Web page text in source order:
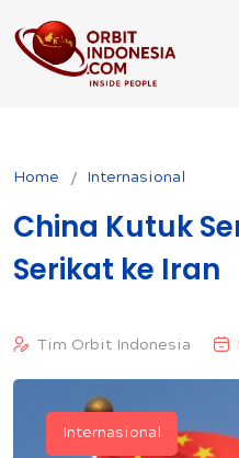
Home Internasional
China Kutuk
Serikat ke Iran
Tim Orbit Indonesia
Internasional